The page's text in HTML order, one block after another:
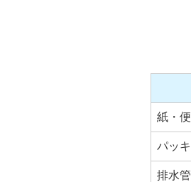
紙・
パッ
排水